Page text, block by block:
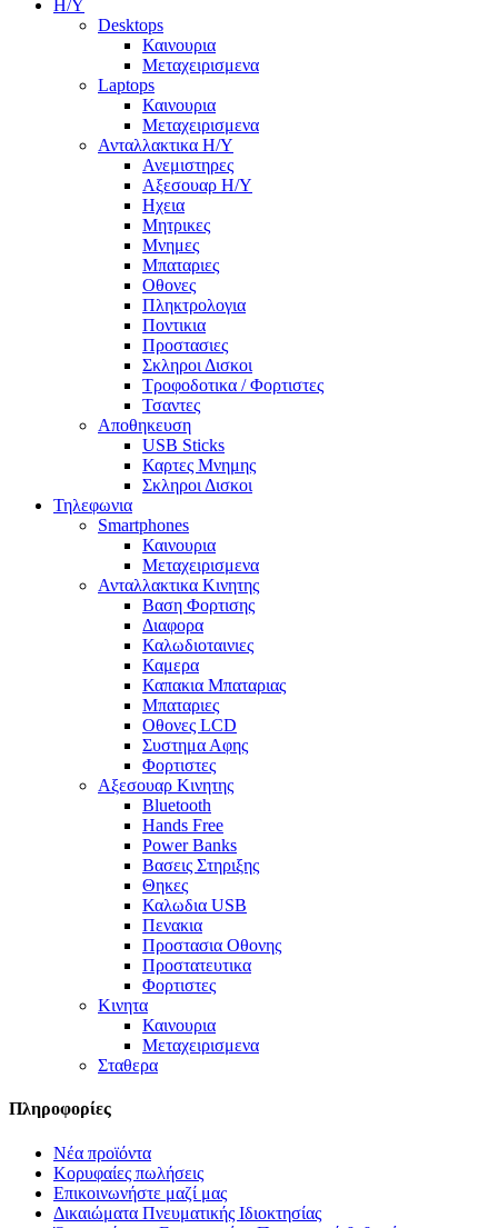
Η/Υ
Desktops
Καινουρια
Μεταχειρισμενα
Laptops
Καινουρια
Μεταχειρισμενα
Ανταλλακτικα H/Y
Ανεμιστηρες
Αξεσουαρ Η/Υ
Ηχεια
Μητρικες
Μνημες
Μπαταριες
Οθονες
Πληκτρολογια
Ποντικια
Προστασιες
Σκληροι Δισκοι
Τροφοδοτικα / Φορτιστες
Τσαντες
Αποθηκευση
USB Sticks
Καρτες Μνημης
Σκληροι Δισκοι
Τηλεφωνια
Smartphones
Καινουρια
Μεταχειρισμενα
Ανταλλακτικα Κινητης
Βαση Φορτισης
Διαφορα
Καλωδιοταινιες
Καμερα
Καπακια Μπαταριας
Μπαταριες
Οθονες LCD
Συστημα Αφης
Φορτιστες
Αξεσουαρ Κινητης
Bluetooth
Hands Free
Power Banks
Βασεις Στηριξης
Θηκες
Καλωδια USB
Πενακια
Προστασια Οθονης
Προστατευτικα
Φορτιστες
Κινητα
Καινουρια
Μεταχειρισμενα
Σταθερα
Πληροφορίες
Νέα προϊόντα
Κορυφαίες πωλήσεις
Επικοινωνήστε μαζί μας
Δικαιώματα Πνευματικής Ιδιοκτησίας